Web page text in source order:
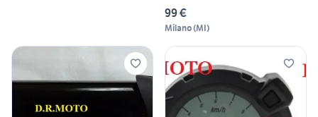
99 €
Milano(MI)